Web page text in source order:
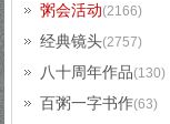
粥会活动(2166)
经典镜头(2757)
八十周年作品(130)
百粥一字书作(63)